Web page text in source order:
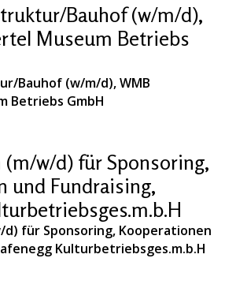
Bauhof (w/m/d),
Museum Betriebs
Bauhof (w/m/d), WMB
Betriebs GmbH
w/d) für Sponsoring,
und Fundraising,
für Sponsoring, Kooperationen
Kulturbetriebsges.m.b.H